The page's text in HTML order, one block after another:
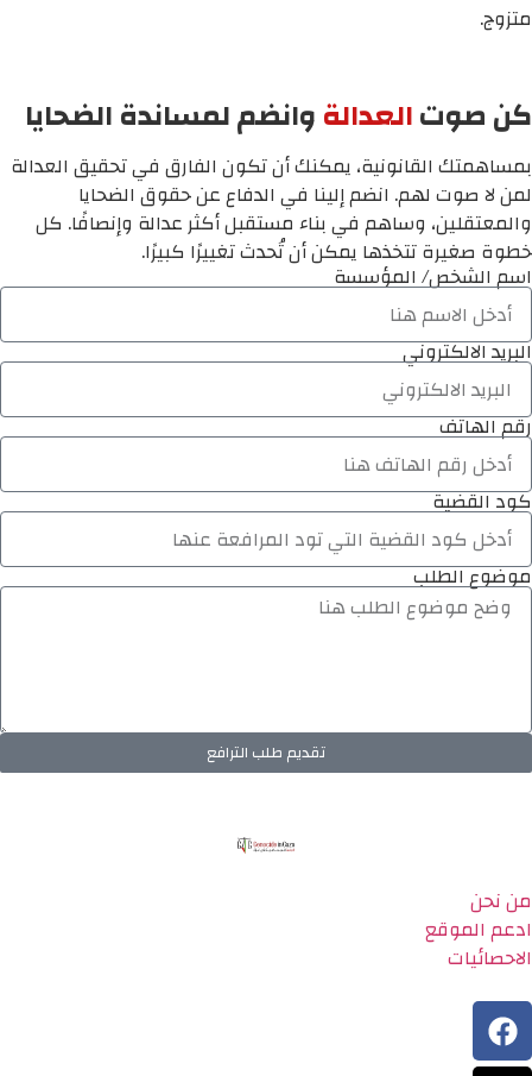
متزوج.
كن صوتالعدالةوانضم لمساندة الضحايا
بمساهمتك القانونية، يمكنك أن تكون الفارق في تحقيق العدالة
لمن لا صوت لهم. انضم إلينا في الدفاع عن حقوق الضحايا
والمعتقلين، وساهم في بناء مستقبل أكثر عدالة وإنصافًا. كل
خطوة صغيرة تتخذها يمكن أن تُحدث تغييرًا كبيرًا.
اسم الشخص/ المؤسسة
البريد الالكتروني
رقم الهاتف
كود القضية
موضوع الطلب
تقديم طلب الترافع
من نحن
ادعم الموقع
الاحصائيات